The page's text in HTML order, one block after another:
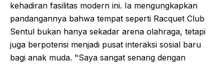
kehadiran fasilitas modern ini. Ia mengungkapkan
pandangannya bahwa tempat seperti Racquet Club
Sentul bukan hanya sekadar arena olahraga, tetapi
juga berpotensi menjadi pusat interaksi sosial baru
bagi anak muda. "Saya sangat senang dengan